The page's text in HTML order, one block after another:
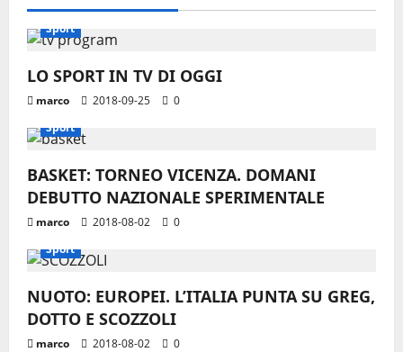
z
i
o
n
e
a
r
t
i
Sport
LO SPORT IN TV DI OGGI
marco 2018-09-25
0
Sport
BASKET: TORNEO VICENZA. DOMANI
DEBUTTO NAZIONALE SPERIMENTALE
marco 2018-08-02
0
Sport
NUOTO: EUROPEI. L’ITALIA PUNTA SU GREG,
DOTTO E SCOZZOLI
marco 2018-08-02 0